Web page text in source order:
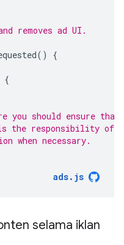
removes ad UI.
()
{
{
you should ensure
the responsibility of
when necessary.
ads. js
selama iklan